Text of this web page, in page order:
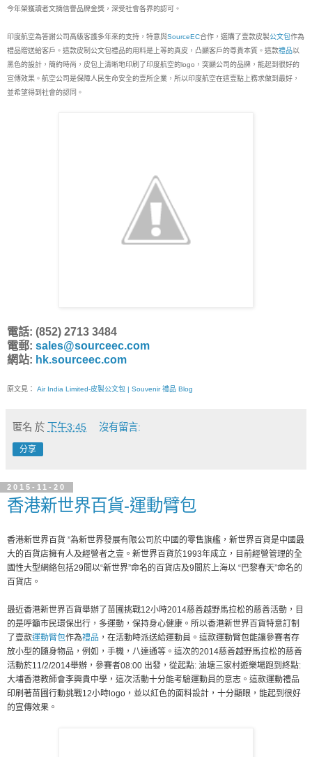
今年榮獲讀者文摘信譽品牌金獎，深受社會各界的認可。
印度航空為答謝公司高級客護多年來的支持，特意與SourceEC合作，選購了壹款皮製公文包作為
禮品贈送給客戶。這款皮制公文包禮品的用料是上等的真皮，凸顯客戶的尊貴本質。這款禮品以
黑色的設計，簡約時尚，皮包上清晰地印刷了印度航空的logo，突顯公司的品牌，能起到很好的
宣傳效果。航空公司是保障人民生命安全的壹所企業，所以印度航空在這壹點上務求做到最好，
並希望得到社會的認同。
電話: (852) 2713 3484
電郵: sales@sourceec.com
網站: hk.sourceec.com
原文見： Air India Limited-皮製公文包 | Souvenir 禮品 Blog
匿名 於 下午3:45 沒有留言:
分享
2015-11-20
香港新世界百貨-運動臂包
香港新世界百貨 ”為新世界發展有限公司於中國的零售旗艦，新世界百貨是中國最
大的百貨店擁有人及經營者之壹。新世界百貨於1993年成立，目前經營管理的全
國性大型網絡包括29間以“新世界”命名的百貨店及9間於上海以 “巴黎春天”命名的
百貨店。
最近香港新世界百貨舉辦了苗圃挑戰12小時2014慈善越野馬拉松的慈善活動，目
的是呼籲市民環保出行，多運動，保持身心健康。所以香港新世界百貨特意訂制
了壹款運動臂包作為禮品 ，在活動時派送給運動員。這款運動臂包能讓參賽者存
放小型的隨身物品，例如，手機，八達通等。這次的2014慈善越野馬拉松的慈善
活動於11/2/2014舉辦，參賽者08:00 出發，從起點: 油塘三家村遊樂場跑到終點:
大埔香港教師會李興貴中學，這次活動十分能考驗運動員的意志。這款運動禮品
印刷著苗圃行動挑戰12小時logo，並以紅色的面料設計，十分顯眼，能起到很好
的宣傳效果。